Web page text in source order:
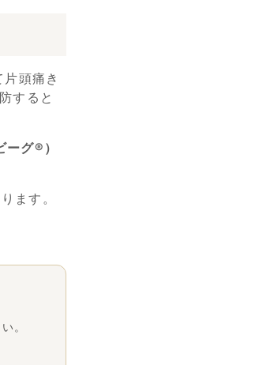
頭痛き
すると
グ®︎）
ます。
。